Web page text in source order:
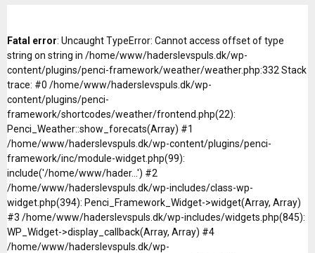
Fatal error: Uncaught TypeError: Cannot access offset of type
string on string in /home/www/haderslevspuls.dk/wp-
content/plugins/penci-framework/weather/weather.php:332 Stack
trace: #0 /home/www/haderslevspuls.dk/wp-
content/plugins/penci-
framework/shortcodes/weather/frontend.php(22):
Penci_Weather::show_forecats(Array) #1
/home/www/haderslevspuls.dk/wp-content/plugins/penci-
framework/inc/module-widget.php(99):
include('/home/www/hader...') #2
/home/www/haderslevspuls.dk/wp-includes/class-wp-
widget.php(394): Penci_Framework_Widget->widget(Array, Array)
#3 /home/www/haderslevspuls.dk/wp-includes/widgets.php(845):
WP_Widget->display_callback(Array, Array) #4
/home/www/haderslevspuls.dk/wp-